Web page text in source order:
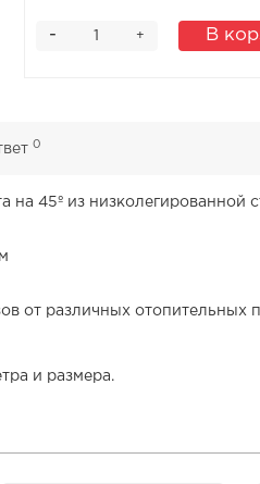
+
- В
0
45º из
от различных отопительных
и размера.